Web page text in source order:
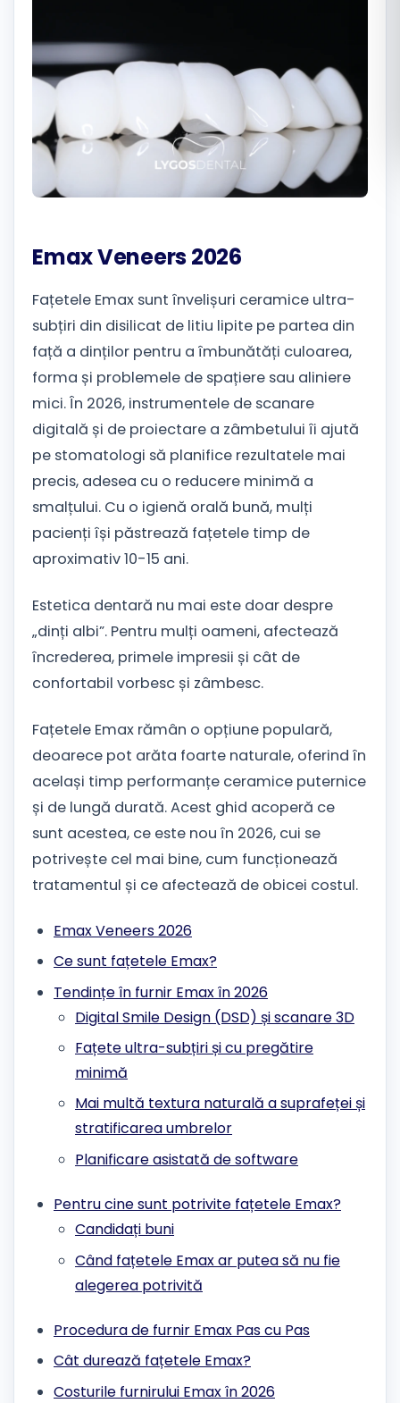
Русский
Emax Veneers 2026
Fațetele Emax sunt învelișuri ceramice ultra-
subțiri din disilicat de litiu lipite pe partea din
față a dinților pentru a îmbunătăți culoarea,
forma și problemele de spațiere sau aliniere
mici. În 2026, instrumentele de scanare
digitală și de proiectare a zâmbetului îi ajută
pe stomatologi să planifice rezultatele mai
precis, adesea cu o reducere minimă a
smalțului. Cu o igienă orală bună, mulți
pacienți își păstrează fațetele timp de
aproximativ 10-15 ani.
Estetica dentară nu mai este doar despre
„dinți albi”. Pentru mulți oameni, afectează
încrederea, primele impresii și cât de
confortabil vorbesc și zâmbesc.
Fațetele Emax rămân o opțiune populară,
deoarece pot arăta foarte naturale, oferind în
același timp performanțe ceramice puternice
și de lungă durată. Acest ghid acoperă ce
sunt acestea, ce este nou în 2026, cui se
potrivește cel mai bine, cum funcționează
tratamentul și ce afectează de obicei costul.
Emax Veneers 2026
Ce sunt fațetele Emax?
Tendințe în furnir Emax în 2026
Digital Smile Design (DSD) și scanare 3D
Fațete ultra-subțiri și cu pregătire
minimă
Mai multă textura naturală a suprafeței și
stratificarea umbrelor
Planificare asistată de software
Pentru cine sunt potrivite fațetele Emax?
Candidați buni
Când fațetele Emax ar putea să nu fie
alegerea potrivită
Procedura de furnir Emax Pas cu Pas
Cât durează fațetele Emax?
Costurile furnirului Emax în 2026